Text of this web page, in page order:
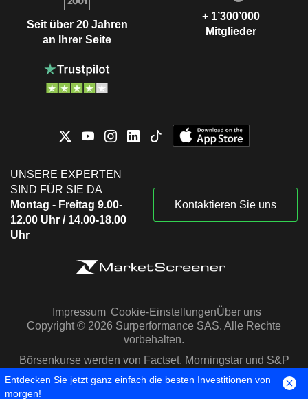
Seit über 20 Jahren
an Ihrer Seite
+ 1’300’000
Mitglieder
UNSERE EXPERTEN
SIND FÜR SIE DA
Montag - Freitag 9.00-
12.00 Uhr / 14.00-18.00
Uhr
Kontaktieren Sie uns
Impressum Cookie-EinstellungenÜber uns
Copyright © 2026 Surperformance SAS. Alle Rechte
vorbehalten.
Börsenkurse werden von Factset, Morningstar und S&P
Capital IQ zur Verfügung gestellt
Entdecken Sie jetzt ganz einfach die besten Investitionen von
morgen!